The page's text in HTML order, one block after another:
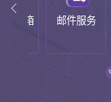
邮件服务